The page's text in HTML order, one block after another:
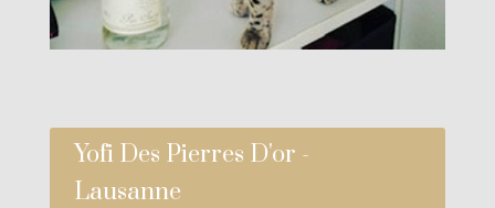
Yofi Des Pierres D'or -
Lausanne